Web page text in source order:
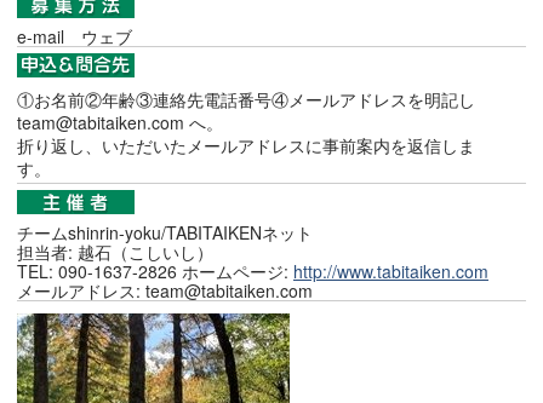
e-mail ウェブ
①お名前②年齢③連絡先電話番号④メールアドレスを明記し
team@tabitaiken.com へ。
折り返し、いただいたメールアドレスに事前案内を返信しま
す。
チームshinrin-yoku/TABITAIKENネット
担当者: 越石（こしいし）
TEL: 090-1637-2826 ホームページ: http://www.tabitaiken.com
メールアドレス: team@tabitaiken.com